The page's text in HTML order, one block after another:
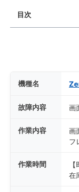
目次
機種名
故障内容 画
作業内容
画
フ
作業時間
在